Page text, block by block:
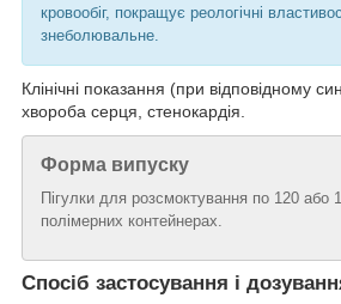
кровообіг, покращує реологічні
знеболювальне.
Клінічні показання (при відповідному
хвороба серця, стенокардія.
Форма випуску
Пігулки для розсмоктування по 120 або
полімерних контейнерах.
Спосіб застосування і